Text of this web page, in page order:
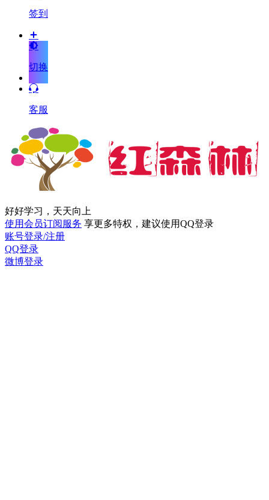
签到
切换
客服
好好学习，天天向上
使用会员订阅服务 享更多特权，建议使用QQ登录
账号登录/注册
QQ登录
微博登录